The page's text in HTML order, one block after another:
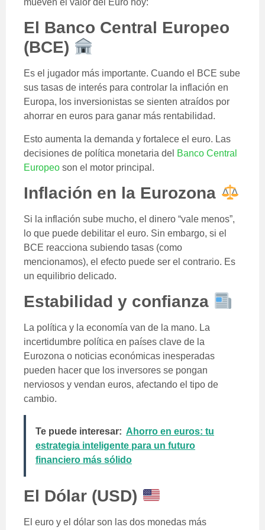
El Banco Central Europeo
(BCE)
Es el jugador más importante. Cuando el BCE sube
sus tasas de interés para controlar la inflación en
Europa, los inversionistas se sienten atraídos por
ahorrar en euros para ganar más rentabilidad.
Esto aumenta la demanda y fortalece el euro. Las
decisiones de política monetaria del Banco Central
Europeo son el motor principal.
Inflación en la Eurozona
Si la inflación sube mucho, el dinero “vale menos”,
lo que puede debilitar el euro. Sin embargo, si el
BCE reacciona subiendo tasas (como
mencionamos), el efecto puede ser el contrario. Es
un equilibrio delicado.
Estabilidad y confianza
La política y la economía van de la mano. La
incertidumbre política en países clave de la
Eurozona o noticias económicas inesperadas
pueden hacer que los inversores se pongan
nerviosos y vendan euros, afectando el tipo de
cambio.
Te puede interesar: Ahorro en euros: tu
estrategia inteligente para un futuro
financiero más sólido
El Dólar (USD)
El euro y el dólar son las dos monedas más